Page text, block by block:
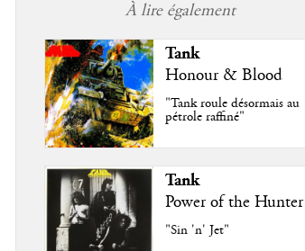
une place de choix dans vos playlists estivales.
À lire également
Tank
Honour & Blood
"Tank roule désormais au
pétrole raffiné"
Tank
Power of the Hunter
"Sin 'n' Jet"